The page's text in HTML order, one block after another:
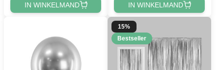
IN WINKELMAND IN WINKELMAND
15%
Bestseller